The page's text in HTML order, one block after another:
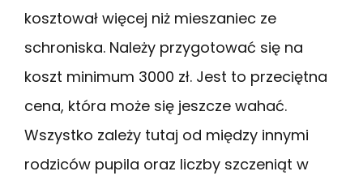
kosztował więcej niż mieszaniec ze
schroniska. Należy przygotować się na
koszt minimum 3000 zł. Jest to przeciętna
cena, która może się jeszcze wahać.
Wszystko zależy tutaj od między innymi
rodziców pupila oraz liczby szczeniąt w